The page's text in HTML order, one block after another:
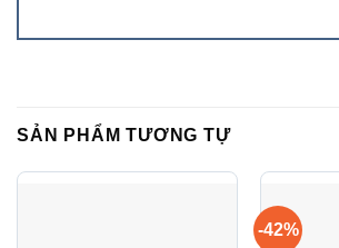
SẢN PHẨM TƯƠNG TỰ
-42%